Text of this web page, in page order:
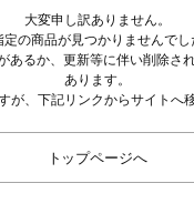
大変申し訳ありません。
定の商品が見つかりませんでし
あるか、更新等に伴い削除さ
あります。
が、下記リンクからサイトへ
トップページへ